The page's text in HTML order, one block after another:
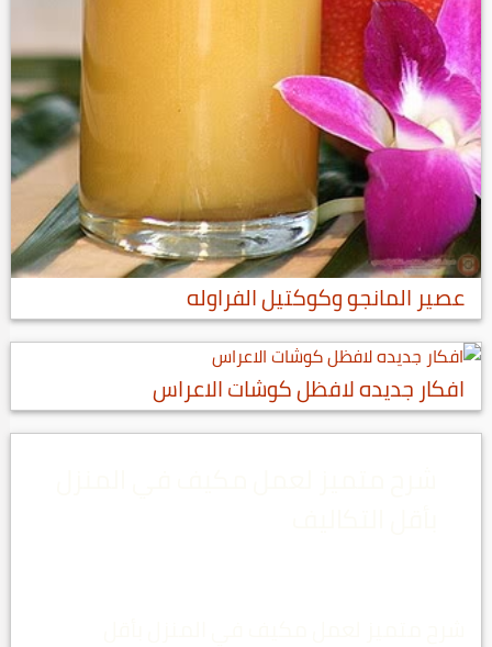
عصير المانجو وكوكتيل الفراوله
افكار جديده لافظل كوشات الاعراس